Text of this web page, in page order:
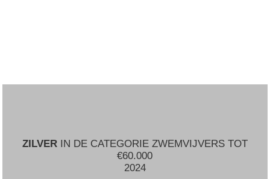
ZILVERIN DE CATEGORIE ZWEMVIJVERS TOT
€60.000
2024